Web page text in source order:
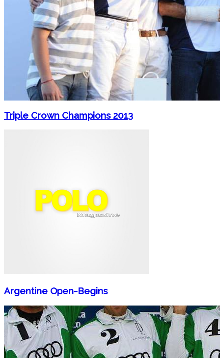
Triple Crown Champions 2013
Argentine Open-Begins